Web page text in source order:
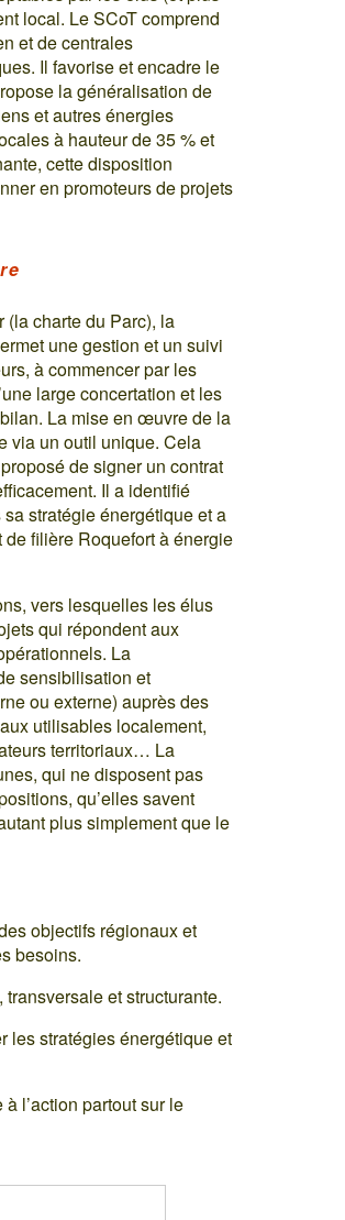
local. Le SCoT comprend
et de centrales
Il favorise et encadre le
la généralisation de
et autres énergies
à hauteur de 35 % et
cette disposition
en promoteurs de projets
(la charte du Parc), la
une gestion et un suivi
à commencer par les
large concertation et les
La mise en œuvre de la
via un outil unique. Cela
de signer un contrat
Il a identifié
stratégie énergétique et a
filière Roquefort à énergie
vers lesquelles les élus
qui répondent aux
La
sensibilisation et
ou externe) auprès des
utilisables localement,
territoriaux… La
qui ne disposent pas
qu’elles savent
plus simplement que le
objectifs régionaux et
besoins.
et structurante.
les stratégies énergétique et
l’action partout sur le